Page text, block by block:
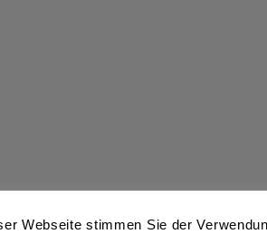
Webseite stimmen Sie der